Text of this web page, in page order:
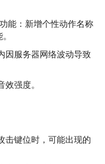
能：新增个性动作名称
因服务器网络波动导致
强度。
击键位时，可能出现的